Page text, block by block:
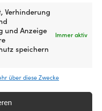
Verhinderung
und Anzeige
speichern
Immer aktiv
über diese Zwecke